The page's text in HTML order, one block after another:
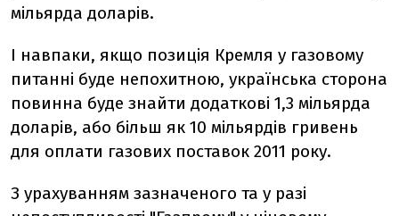
мільярда доларів.
І навпаки, якщо позиція Кремля у газовому
питанні буде непохитною, українська сторона
повинна буде знайти додаткові 1,3 мільярда
доларів, або більш як 10 мільярдів гривень
для оплати газових поставок 2011 року.
З урахуванням зазначеного та у разі